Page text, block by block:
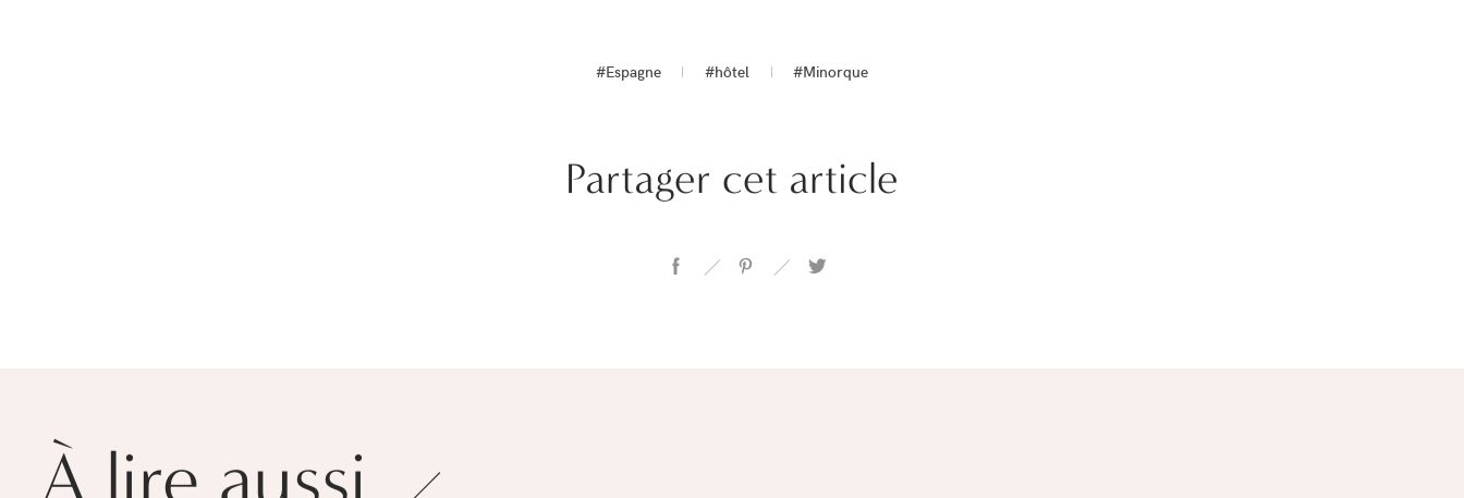
#Espagne #Minorque
Partager cet article